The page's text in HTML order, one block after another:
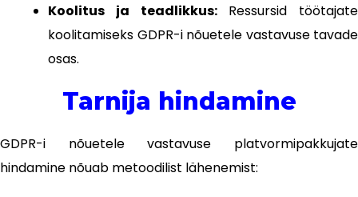
Koolitus ja teadlikkus:Ressursid töötajate
koolitamiseks GDPR-i nõuetele vastavuse tavade
osas.
Tarnija hindamine
GDPR-i nõuetele vastavuse platvormipakkujate
hindamine nõuab metoodilist lähenemist: